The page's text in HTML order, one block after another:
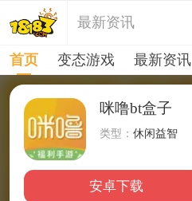
最新资讯
首页 变态游戏 最新资讯
咪噜bt盒子
类型：休闲益智
安卓下载